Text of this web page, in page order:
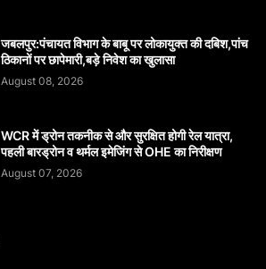
जबलपुर:पंचायत विभाग के बाबू पर लोकायुक्त की दबिश,पांच
ठिकानों पर छापेमारी,बड़े निवेश का खुलासा
August 08, 2026
WCR में ड्रोन तकनीक से और सुरक्षित होगी रेल यात्रा,
पहली बारड्रोन व थर्मल इमेजिंग से OHE का निरीक्षण
August 07, 2026